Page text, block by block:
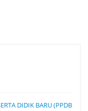
DIDIK BARU (PPDB